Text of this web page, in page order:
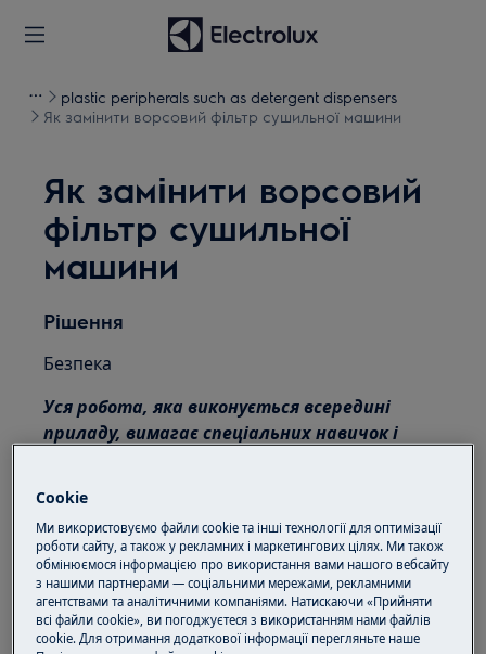
plastic peripherals such as detergent dispensers
Як замінити ворсовий фільтр сушильної машини
Як замінити ворсовий
фільтр сушильної
машини
Рішення
Безпека
Уся робота, яка виконується всередині
приладу, вимагає спеціальних навичок і
інженерами з обслуговування.
Ця платформа не обладнана перемикачем
ON/OFF.
Перш ніж отримати доступ до внутрішніх
Cookie
Ми використовуємо файли cookie та інші технології для оптимізації
роботи сайту, а також у рекламних і маркетингових цілях. Ми також
обмінюємося інформацією про використання вами нашого вебсайту
з нашими партнерами — соціальними мережами, рекламними
агентствами та аналітичними компаніями. Натискаючи «Прийняти
всі файли cookie», ви погоджуєтеся з використанням нами файлів
cookie. Для отримання додаткової інформації перегляньте наше